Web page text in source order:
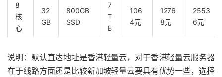
8
核
心
32
GB
800GB
SSD
7
T
B
106
4元
1276
8元
2553
6元
说明：默认直达地址是香港轻量云，对于香港轻量云服务器
在于线路方面还是比较新加坡轻量云要具有优势一些，选择